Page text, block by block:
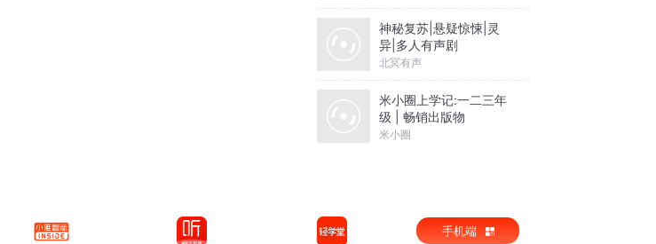
神秘复苏|悬疑惊悚|灵
异|多人有声剧
北冥有声
米小圈上学记:一二三年
级 | 畅销出版物
米小圈
手机端